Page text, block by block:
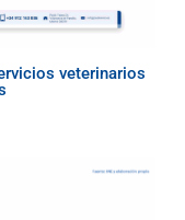
veterinarios